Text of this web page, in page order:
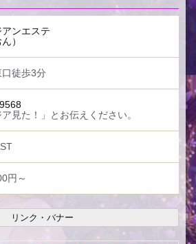
ンエステ
）
徒歩3分
ア見た！」とお伝えください。
円～
リンク・バナー